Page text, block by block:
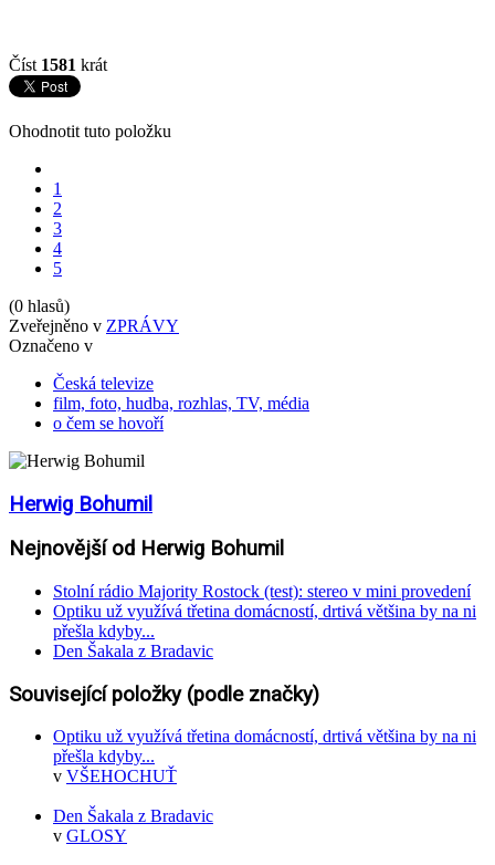
Číst 1581 krát
Ohodnotit tuto položku
1
2
3
4
5
(0 hlasů)
Zveřejněno v ZPRÁVY
Označeno v
Česká televize
film, foto, hudba, rozhlas, TV, média
o čem se hovoří
Herwig Bohumil
Nejnovější od Herwig Bohumil
Stolní rádio Majority Rostock (test): stereo v mini provedení
Optiku už využívá třetina domácností, drtivá většina by na ni
přešla kdyby...
Den Šakala z Bradavic
Související položky (podle značky)
Optiku už využívá třetina domácností, drtivá většina by na ni
přešla kdyby...
v VŠEHOCHUŤ
Den Šakala z Bradavic
v GLOSY